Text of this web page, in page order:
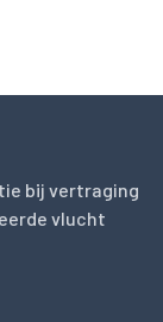
bij vertraging
vlucht